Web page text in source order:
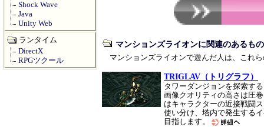
マンションズライオンに関連のあるもの
マンションズライオンで遊んだ人は、これ
TRIGLAV（トリグラフ）
タワーダンジョンを探索す
画像クオリティの高さは圧
はキャラクターの近接戦闘
使い分け、塔内で発生する
目指します。
Shock Wave
Java
Unity Web
ランタイム
DirectX
RPGツクール